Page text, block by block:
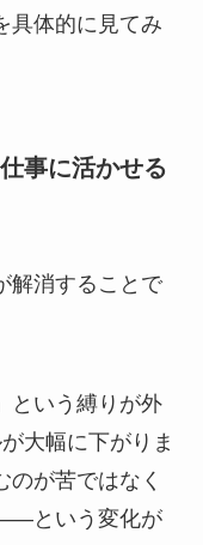
具体的に見てみ
事に活かせる
解消することで
という縛りが外
大幅に下がりま
が苦ではなく
という変化が